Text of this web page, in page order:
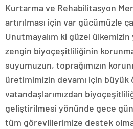
Kurtarma ve Rehabilitasyon
artırılması için var gücümüzle
Unutmayalım ki güzel ülkemizin
zengin biyoçeşitliliğinin
suyumuzun, toprağımızın
üretimimizin devamı için büyük
vatandaşlarımızdan
geliştirilmesi yönünde gece
tüm görevlilerimize destek